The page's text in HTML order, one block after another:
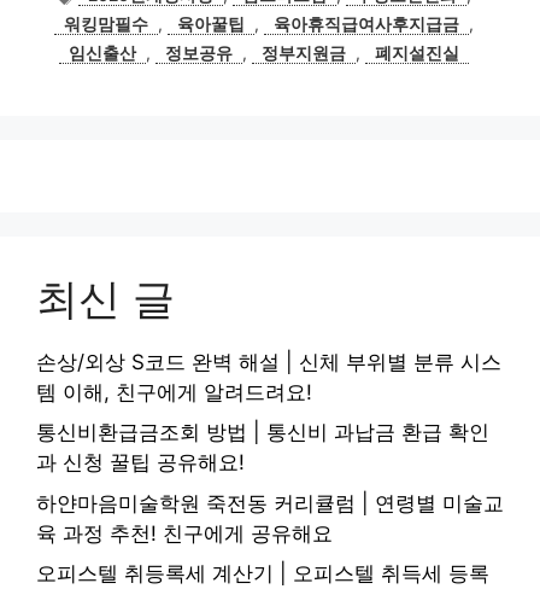
고
리
그
워킹맘필수 , 육아꿀팁 , 육아휴직급여사후지급금 ,
임신출산 , 정보공유 , 정부지원금 , 폐지설진실
최신 글
손상/외상 S코드 완벽 해설 | 신체 부위별 분류 시스
템 이해, 친구에게 알려드려요!
통신비환급금조회 방법 | 통신비 과납금 환급 확인
과 신청 꿀팁 공유해요!
하얀마음미술학원 죽전동 커리큘럼 | 연령별 미술교
육 과정 추천! 친구에게 공유해요
오피스텔 취등록세 계산기 | 오피스텔 취득세 등록